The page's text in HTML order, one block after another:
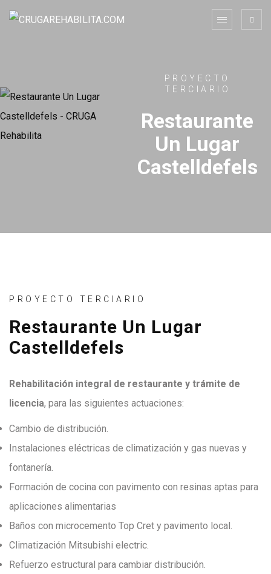
PROYECTO
TERCIARIO
Restaurante
Un Lugar
Castelldefels
PROYECTO TERCIARIO
Restaurante Un Lugar
Castelldefels
Rehabilitación integral de restaurante y trámite de
licencia, para las siguientes actuaciones:
Cambio de distribución.
Instalaciones eléctricas de climatización y gas nuevas y
fontanería.
Formación de cocina con pavimento con resinas aptas para
aplicaciones alimentarias
Baños con microcemento Top Cret y pavimento local.
Climatización Mitsubishi electric.
Refuerzo estructural para cambiar distribución.